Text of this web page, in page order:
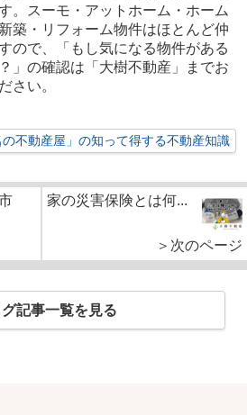
。スーモ・アットホーム・ホーム
築・リフォーム物件はほとんど仲
ので、「もし気になる物件がある
」の確認は「大樹不動産」までお
さい。
の不動産屋」の知って得する不動産知識
家の災害保険とは何...
＞次のページ
記事一覧を見る